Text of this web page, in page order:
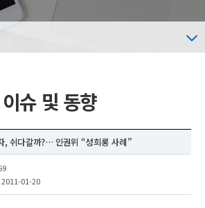
이슈 및 동향
, 쉬다갈까?… 인권위 “성희롱 사례”
2011-01-20